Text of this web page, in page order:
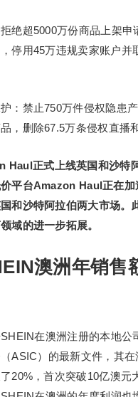
绝超5000万份商品上架申
停用45万违规卖家账户并
：禁止750万件侵权隐患
，删除67.5万条侵权直播
Haul正式上线英国和沙特
平台Amazon Haul正在加
和沙特阿拉伯两大市场。
域的进一步拓展。
澳洲年销售
在澳洲注册的本地公
ASIC）的最新文件，其
20%，首次突破10亿澳元